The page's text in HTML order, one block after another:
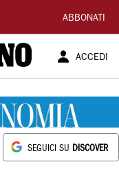
ABBONATI
ACCEDI
SEGUICI SU DISCOVER